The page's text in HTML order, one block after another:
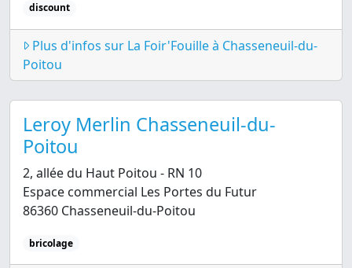
discount
Plus d'infos sur La Foir'Fouille à Chasseneuil-du-
Poitou
Leroy Merlin Chasseneuil-du-
Poitou
2, allée du Haut Poitou - RN 10
Espace commercial Les Portes du Futur
86360 Chasseneuil-du-Poitou
bricolage